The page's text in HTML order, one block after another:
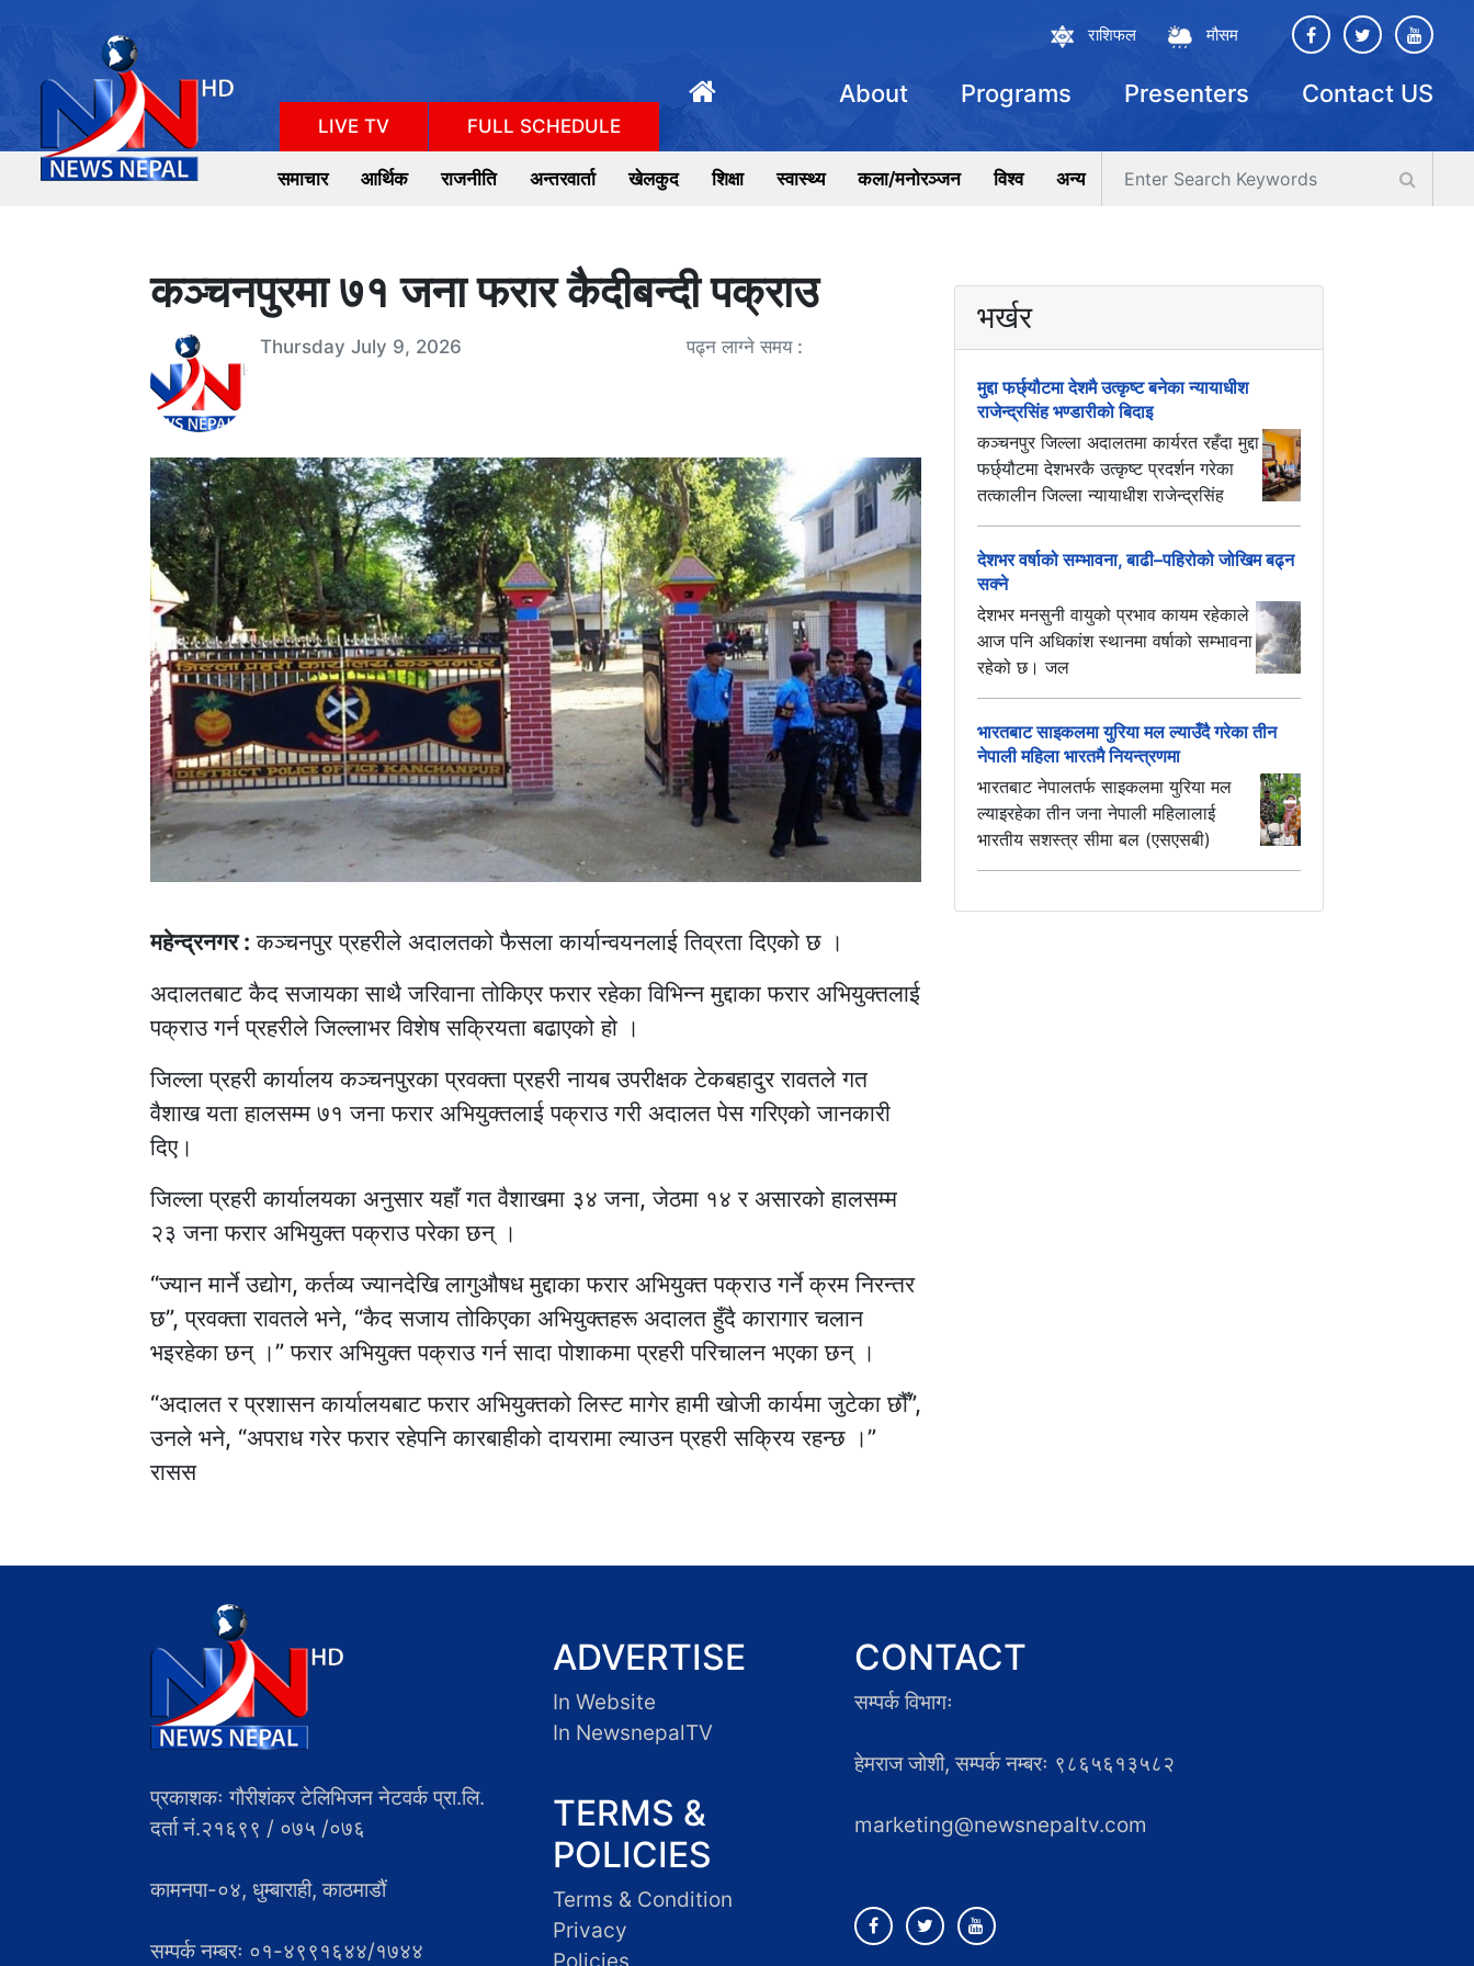
राशिफल मौसम
About Programs Presenters Contact US
समाचार आर्थिक राजनीति अन्तरवार्ता खेलकुद शिक्षा स्वास्थ्य कला/मनोरञ्जन विश्व अन्य
LIVE TV FULL SCHEDULE
कञ्चनपुरमा ७१ जना फरार कैदीबन्दी पक्राउ
Thursday July 9, 2026 पढ्न लाग्ने समय :
महेन्द्रनगर : कञ्चनपुर प्रहरीले अदालतको फैसला कार्यान्वयनलाई तिव्रता दिएको छ ।
अदालतबाट कैद सजायका साथै जरिवाना तोकिएर फरार रहेका विभिन्न मुद्दाका फरार अभियुक्तलाई
पक्राउ गर्न प्रहरीले जिल्लाभर विशेष सक्रियता बढाएको हो ।
जिल्ला प्रहरी कार्यालय कञ्चनपुरका प्रवक्ता प्रहरी नायब उपरीक्षक टेकबहादुर रावतले गत
वैशाख यता हालसम्म ७१ जना फरार अभियुक्तलाई पक्राउ गरी अदालत पेस गरिएको जानकारी
दिए।
जिल्ला प्रहरी कार्यालयका अनुसार यहाँ गत वैशाखमा ३४ जना, जेठमा १४ र असारको हालसम्म
२३ जना फरार अभियुक्त पक्राउ परेका छन् ।
“ज्यान मार्ने उद्योग, कर्तव्य ज्यानदेखि लागुऔषध मुद्दाका फरार अभियुक्त पक्राउ गर्ने क्रम निरन्तर
छ”, प्रवक्ता रावतले भने, “कैद सजाय तोकिएका अभियुक्तहरू अदालत हुँदै कारागार चलान
भइरहेका छन् ।” फरार अभियुक्त पक्राउ गर्न सादा पोशाकमा प्रहरी परिचालन भएका छन् ।
“अदालत र प्रशासन कार्यालयबाट फरार अभियुक्तको लिस्ट मागेर हामी खोजी कार्यमा जुटेका छौँ”,
उनले भने, “अपराध गरेर फरार रहेपनि कारबाहीको दायरामा ल्याउन प्रहरी सक्रिय रहन्छ ।”
रासस
भर्खर
मुद्दा फर्छ्यौटमा देशमै उत्कृष्ट बनेका न्यायाधीश
राजेन्द्रसिंह भण्डारीको बिदाइ
कञ्चनपुर जिल्ला अदालतमा कार्यरत रहँदा मुद्दा
फर्छ्यौटमा देशभरकै उत्कृष्ट प्रदर्शन गरेका
तत्कालीन जिल्ला न्यायाधीश राजेन्द्रसिंह
देशभर वर्षाको सम्भावना, बाढी–पहिरोको जोखिम बढ्न
सक्ने
देशभर मनसुनी वायुको प्रभाव कायम रहेकाले
आज पनि अधिकांश स्थानमा वर्षाको सम्भावना
रहेको छ। जल
भारतबाट साइकलमा युरिया मल ल्याउँदै गरेका तीन
नेपाली महिला भारतमै नियन्त्रणमा
भारतबाट नेपालतर्फ साइकलमा युरिया मल
ल्याइरहेका तीन जना नेपाली महिलालाई
भारतीय सशस्त्र सीमा बल (एसएसबी)
प्रकाशकः गौरीशंकर टेलिभिजन नेटवर्क प्रा.लि.
दर्ता नं.२१६९९ / ०७५ /०७६
कामनपा-०४, धुम्बाराही, काठमाडौं
सम्पर्क नम्बरः ०१-४९९१६४४/१७४४
ADVERTISE
In Website
In NewsnepalTV
TERMS &
POLICIES
Terms & Condition
Privacy
Policies
CONTACT
सम्पर्क विभागः
हेमराज जोशी, सम्पर्क नम्बरः ९८६५६१३५८२
marketing@newsnepaltv.com